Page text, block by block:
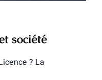
société
? La